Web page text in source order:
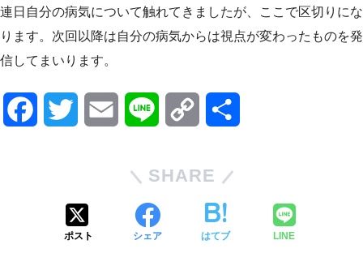
連日自分の病気について触れてきましたが、ここで区切りにな
ります。次回以降は自分の病気からは視点が変わったものを発
信してまいります。
t
n
e
p
L
SHARE
ポスト シェア はてブ LINE